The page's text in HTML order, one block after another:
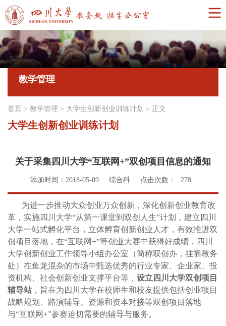
教学管理
首页 > 教学管理 > 大学生创新创业训练计划 > 正文
大学生创新创业训练计划
关于采集四川大学“互联网+”双创项目信息的通知
添加时间：2018-05-09 综合科 点击次数： 278
为进一步推动大众创业万众创新，深化创新创业教育改
革，实施四川大学“从第一课堂到双创人生”计划，建立四川
大学一站式孵化平台，立体孵育创新创业人才，有效推进双
创项目落地，在“互联网+”等创业大赛中获得好成绩，四川
大学创新创业工作领导小组办公室（简称双创办，挂靠教务
处）在鱼龙混杂的市场中甄选优秀的行业专家、企业家、投
资机构、社会创新创业支撑平台等， 设立四川大学双创项目
辅导站，旨在为四川大学在校师生和校友提供包括创业项目
战略规划、路演辅导、资源和资本对接等双创项目落地
与“互联网+”参赛迫切需要的辅导与服务。